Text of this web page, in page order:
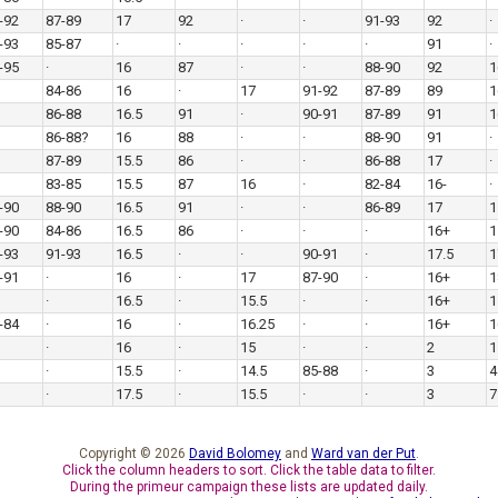
92
87-89 17 92 · · 91-93 92
·
93
85-87 · · · · · 91
·
95
· 16 87 · · 88-90 92
84-86
16 · 17 91-92 87-89 89
86-88
16.5 91 · 90-91 87-89 91
86-88?
16 88 · · 88-90 91
·
87-89
15.5 86 · · 86-88 17
·
83-85
15.5 87 16 · 82-84 16-
·
90
88-90 16.5 91 · · 86-89 17
90
84-86 16.5 86 · · · 16+
93
91-93 16.5 · · 90-91 · 17.5
· 16 · 17 87-90 · 16+
·
16.5 · 15.5 · · 16+
84
· 16 · 16.25 · · 16+
·
16 · 15 · · 2
·
15.5 · 14.5 85-88 · 3
·
17.5 · 15.5 · · 3
Copyright © 2026 David Bolomey and Ward van der Put.
Click the column headers to sort. Click the table data to filter.
During the primeur campaign these lists are updated daily.